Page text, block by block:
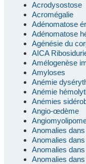
Acrodysostose
Acromégalie
Adénomatose
Adénomatose
Agénésie du
AICA
Amélogenèse
Amyloses
Anémie
Anémie
Anémies
Angio-œdème
Anomalies
Anomalies
Anomalies
Anomalies